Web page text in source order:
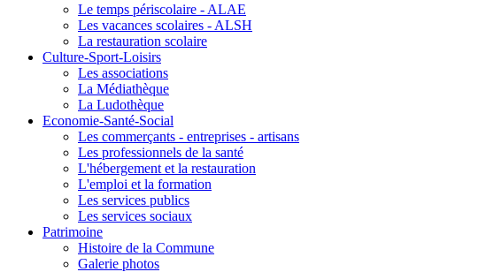
Le temps périscolaire - ALAE
Les vacances scolaires - ALSH
La restauration scolaire
Culture-Sport-Loisirs
Les associations
La Médiathèque
La Ludothèque
Economie-Santé-Social
Les commerçants - entreprises - artisans
Les professionnels de la santé
L'hébergement et la restauration
L'emploi et la formation
Les services publics
Les services sociaux
Patrimoine
Histoire de la Commune
Galerie photos